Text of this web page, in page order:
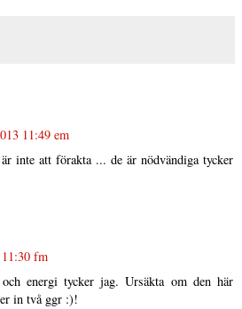
11:49 em
inte att förakta ... de är nödvändiga tycker
fm
energi tycker jag. Ursäkta om den här
in två ggr :)!